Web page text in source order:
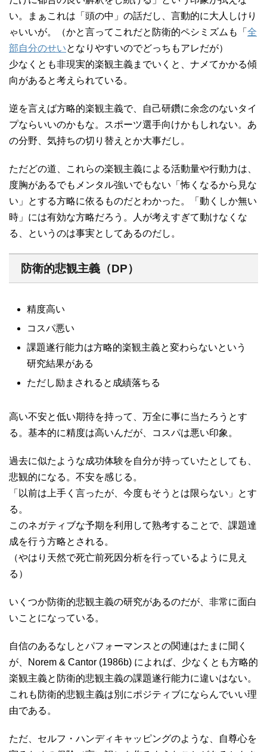
い。まぁこれは「頭の中」の話だし、言動的に大人しけり
ゃいいが。（かと言ってこれだと防衛的ペシミズムも「 全
部自分のせいとなりやすいのでどっちもアレだが）
少なくとも非現実的楽観主義までいくと、ナメてかかる傾
向があると考えられている。
逆を言えば方略的楽観主義で、自己研鑽に余念のないタイ
プならいいのかもな。スポーツ選手向けかもしれない。あ
の分野、気持ちの切り替えとか大事だし。
ただどの道、これらの楽観主義による活動量や行動力は、
度胸があるでもメンタル強いでもない「怖くなるから見な
い」とする方略に依るものだとわかった。「動くしか無い
時」には有効な方略だろう。人が考えすぎて動けなくな
る、というのは事実としてあるのだし。
防衛的悲観主義（DP）
精度高い
コスパ悪い
課題遂行能力は方略的楽観主義と変わらないという
研究結果がある
ただし励まされると成績落ちる
高い不安と低い期待を持って、万全に事に当たろうとす
る。基本的に精度は高いんだが、コスパは悪い印象。
過去に似たような成功体験を自分が持っていたとしても、
悲観的になる。不安を感じる。
「以前は上手く言ったが、今度もそうとは限らない」とす
る。
このネガティブな予期を利用して熟考することで、課題達
成を行う方略とされる。
（やはり天然で死亡前死因分析を行っているように見え
る）
いくつか防衛的悲観主義の研究があるのだが、非常に面白
いことになっている。
自信のあるなしとパフォーマンスとの関連はたまに聞く
が、Norem & Cantor (1986b) によれば、少なくとも方略的
楽観主義と防衛的悲観主義の課題遂行能力に違いはない。
これも防衛的悲観主義は別にポジティブにならんでいい理
由である。
ただ、セルフ・ハンディキャッピングのような、自尊心を